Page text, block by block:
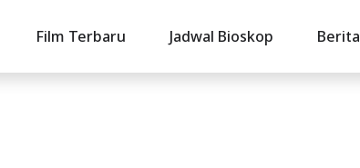
Film Terbaru Jadwal Bioskop Berita